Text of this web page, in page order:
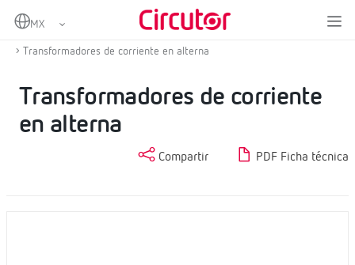
Home
Medida y control
Transformadores de corriente en alterna
Transformadores de corriente
en alterna
Compartir PDF Ficha técnica